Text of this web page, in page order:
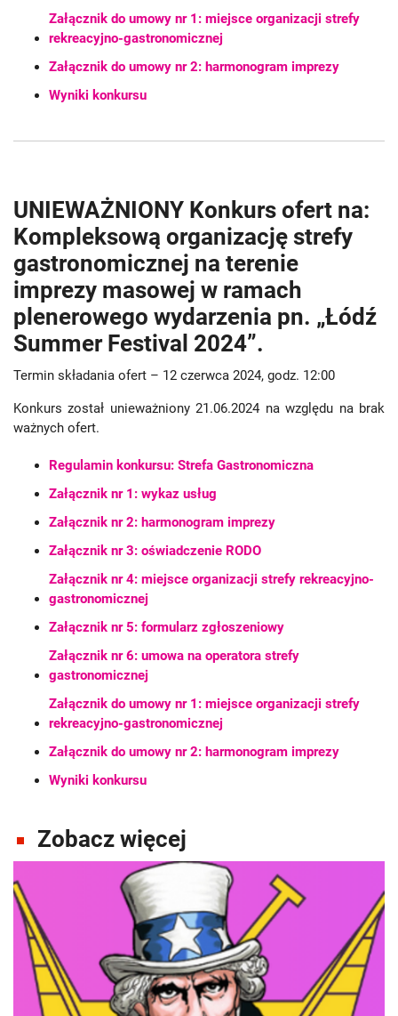
Załącznik do umowy nr 1: miejsce organizacji strefy
rekreacyjno-gastronomicznej
Załącznik do umowy nr 2: harmonogram imprezy
Wyniki konkursu
UNIEWAŻNIONY Konkurs ofert na:
Kompleksową organizację strefy
gastronomicznej na terenie
imprezy masowej w ramach
plenerowego wydarzenia pn. „Łódź
Summer Festival 2024”.
Termin składania ofert – 12 czerwca 2024, godz. 12:00
Konkurs został unieważniony 21.06.2024 na względu na brak
ważnych ofert.
Regulamin konkursu: Strefa Gastronomiczna
Załącznik nr 1: wykaz usług
Załącznik nr 2: harmonogram imprezy
Załącznik nr 3: oświadczenie RODO
Załącznik nr 4: miejsce organizacji strefy rekreacyjno-
gastronomicznej
Załącznik nr 5: formularz zgłoszeniowy
Załącznik nr 6: umowa na operatora strefy
gastronomicznej
Załącznik do umowy nr 1: miejsce organizacji strefy
rekreacyjno-gastronomicznej
Załącznik do umowy nr 2: harmonogram imprezy
Wyniki konkursu
Zobacz więcej